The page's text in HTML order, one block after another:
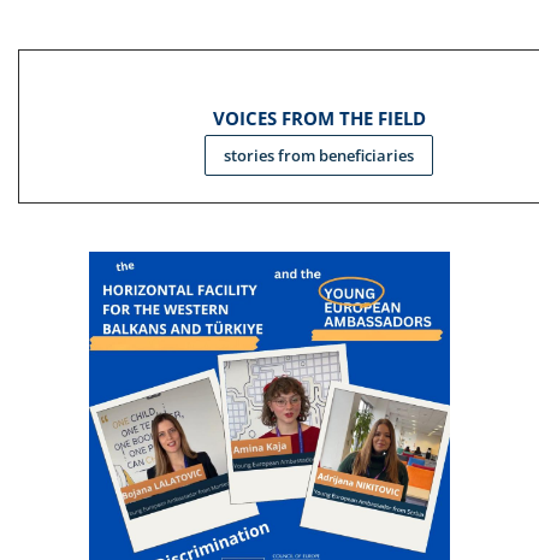
VOICES FROM THE FIELD
stories from beneficiaries